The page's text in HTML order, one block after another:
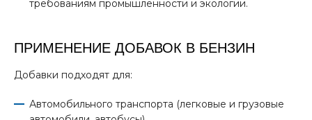
требованиям промышленности и экологии.
ПРИМЕНЕНИЕ ДОБАВОК В БЕНЗИН
Добавки подходят для:
Автомобильного транспорта (легковые и грузовые